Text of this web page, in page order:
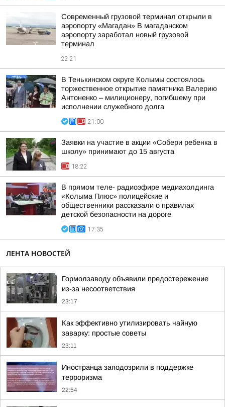
Современный грузовой терминал открыли в
аэропорту «Магадан» В магаданском
аэропорту заработал новый грузовой
терминал
22:21
В Тенькинском округе Колымы состоялось
торжественное открытие памятника Валерию
Антоненко – милиционеру, погибшему при
исполнении служебного долга
21:00
Заявки на участие в акции «Собери ребенка в
школу» принимают до 15 августа
18:22
В прямом теле- радиоэфире медиахолдинга
«Колыма Плюс» полицейские и
общественники рассказали о правилах
детской безопасности на дороге
17:35
ЛЕНТА НОВОСТЕЙ
Гормолзаводу объявили предостережение
из-за несоответствия
23:17
Как эффективно утилизировать чайную
заварку: простые советы
23:11
Иностранца заподозрили в поддержке
терроризма
22:54